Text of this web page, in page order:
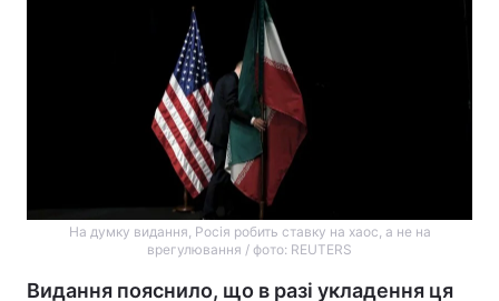
На думку видання, Росія робить ставку на хаос, а не на
врегулювання / фото: REUTERS
Видання пояснило, що в разі укладення ця